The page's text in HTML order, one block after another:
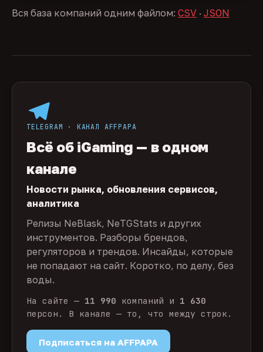
Вся база компаний одним файлом: CSV · JSON
TELEGRAM · КАНАЛ AFFPAPA
Всё об iGaming — в одном
канале
Новости рынка, обновления сервисов,
аналитика
Релизы NeBlask, NeTGStats и других
инструментов. Разборы брендов,
регуляторов и трендов. Инсайды, которые
не попадают на сайт. Коротко, по делу, без
воды.
На сайте — 11 990 компаний и 1 630
персон. В канале — то, что между строк.
Подписаться на AFFPAPA